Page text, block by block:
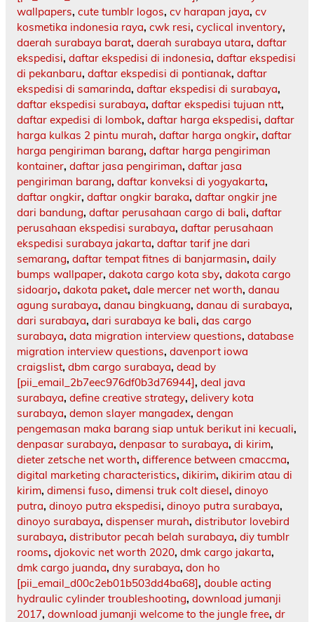
wallpapers, cute tumblr logos, cv harapan jaya, cv
kosmetika indonesia raya, cwk resi, cyclical inventory,
daerah surabaya barat, daerah surabaya utara, daftar
ekspedisi, daftar ekspedisi di indonesia, daftar ekspedisi
di pekanbaru, daftar ekspedisi di pontianak, daftar
ekspedisi di samarinda, daftar ekspedisi di surabaya,
daftar ekspedisi surabaya, daftar ekspedisi tujuan ntt,
daftar expedisi di lombok, daftar harga ekspedisi, daftar
harga kulkas 2 pintu murah, daftar harga ongkir, daftar
harga pengiriman barang, daftar harga pengiriman
kontainer, daftar jasa pengiriman, daftar jasa
pengiriman barang, daftar konveksi di yogyakarta,
daftar ongkir, daftar ongkir baraka, daftar ongkir jne
dari bandung, daftar perusahaan cargo di bali, daftar
perusahaan ekspedisi surabaya, daftar perusahaan
ekspedisi surabaya jakarta, daftar tarif jne dari
semarang, daftar tempat fitnes di banjarmasin, daily
bumps wallpaper, dakota cargo kota sby, dakota cargo
sidoarjo, dakota paket, dale mercer net worth, danau
agung surabaya, danau bingkuang, danau di surabaya,
dari surabaya, dari surabaya ke bali, das cargo
surabaya, data migration interview questions, database
migration interview questions, davenport iowa
craigslist, dbm cargo surabaya, dead by
[pii_email_2b7eec976df0b3d76944], deal java
surabaya, define creative strategy, delivery kota
surabaya, demon slayer mangadex, dengan
pengemasan maka barang siap untuk berikut ini kecuali,
denpasar surabaya, denpasar to surabaya, di kirim,
dieter zetsche net worth, difference between cmaccma,
digital marketing characteristics, dikirim, dikirim atau di
kirim, dimensi fuso, dimensi truk colt diesel, dinoyo
putra, dinoyo putra ekspedisi, dinoyo putra surabaya,
dinoyo surabaya, dispenser murah, distributor lovebird
surabaya, distributor pecah belah surabaya, diy tumblr
rooms, djokovic net worth 2020, dmk cargo jakarta,
dmk cargo juanda, dny surabaya, don ho
[pii_email_d00c2eb01b503dd4ba68], double acting
hydraulic cylinder troubleshooting, download jumanji
2017, download jumanji welcome to the jungle free, dr